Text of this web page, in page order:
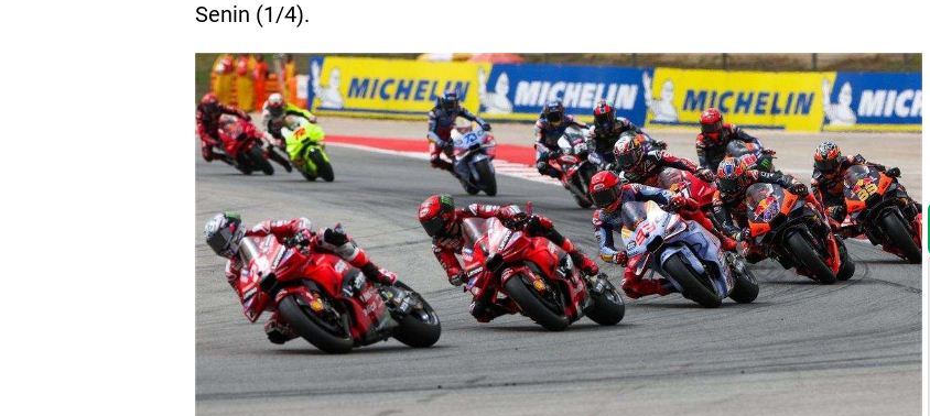
Senin (1/4).